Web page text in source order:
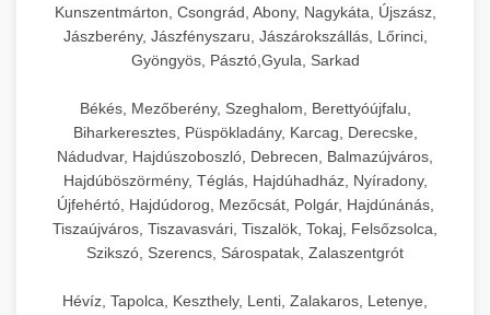
Kunszentmárton, Csongrád, Abony, Nagykáta, Újszász,
Jászberény, Jászfényszaru, Jászárokszállás, Lőrinci,
Gyöngyös, Pásztó,Gyula, Sarkad
Békés, Mezőberény, Szeghalom, Berettyóújfalu,
Biharkeresztes, Püspökladány, Karcag, Derecske,
Nádudvar, Hajdúszoboszló, Debrecen, Balmazújváros,
Hajdúböszörmény, Téglás, Hajdúhadház, Nyíradony,
Újfehértó, Hajdúdorog, Mezőcsát, Polgár, Hajdúnánás,
Tiszaújváros, Tiszavasvári, Tiszalök, Tokaj, Felsőzsolca,
Szikszó, Szerencs, Sárospatak, Zalaszentgrót
Hévíz, Tapolca, Keszthely, Lenti, Zalakaros, Letenye,